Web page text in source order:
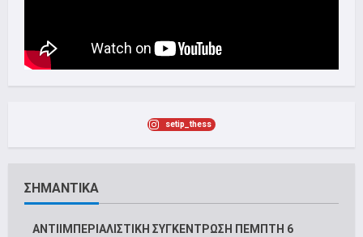
setip_thess
ΣΗΜΑΝΤΙΚΑ
ΑΝΤΙΙΜΠΕΡΙΑΛΙΣΤΙΚΗ ΣΥΓΚΕΝΤΡΩΣΗ ΠΕΜΠΤΗ 6